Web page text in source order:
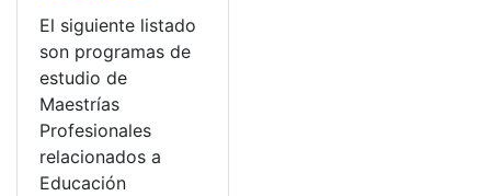
El siguiente listado
son programas de
estudio de
Maestrías
Profesionales
relacionados a
Educación